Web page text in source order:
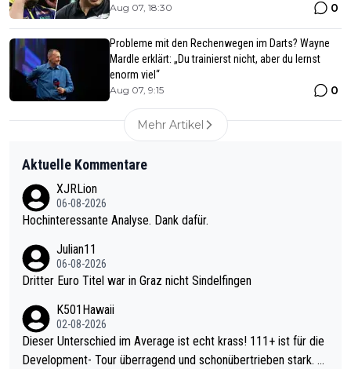
Aug 07, 18:30 0
Probleme mit den Rechenwegen im Darts? Wayne
Mardle erklärt: „Du trainierst nicht, aber du lernst
enorm viel“
Aug 07, 9:15 0
Mehr Artikel
Aktuelle Kommentare
XJRLion
06-08-2026
Hochinteressante Analyse. Dank dafür.
Julian11
06-08-2026
Dritter Euro Titel war in Graz nicht Sindelfingen
K501Hawaii
02-08-2026
Dieser Unterschied im Average ist echt krass! 111+ ist für die
Development- Tour überragend und schonübertrieben stark. U